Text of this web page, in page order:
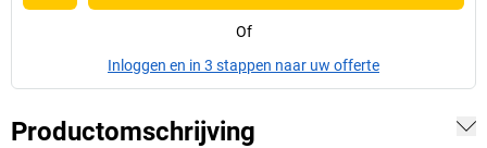
Of
Inloggen en in 3 stappen naar uw offerte
Productomschrijving